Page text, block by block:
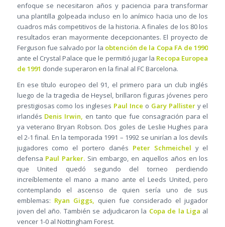
enfoque se necesitaron años y paciencia para transformar
una plantilla golpeada incluso en lo anímico hacia uno de los
cuadros más competitivos de la historia. A finales de los 80 los
resultados eran mayormente decepcionantes. El proyecto de
Ferguson fue salvado por la obtención de la Copa FA de 1990
ante el Crystal Palace que le permitió jugar la Recopa Europea
de 1991 donde superaron en la final al FC Barcelona.
En ese título europeo del 91, el primero para un club inglés
luego de la tragedia de Heysel, brillaron figuras jóvenes pero
prestigiosas como los ingleses Paul Ince o Gary Pallistery el
irlandés Denis Irwin, en tanto que fue consagración para el
ya veterano Bryan Robson. Dos goles de Leslie Hughes para
el 2-1 final. En la temporada 1991 – 1992 se unirían a los devils
jugadores como el portero danés Peter Schmeichel y el
defensa Paul Parker. Sin embargo, en aquellos años en los
que United quedó segundo del torneo perdiendo
increíblemente el mano a mano ante el Leeds United, pero
contemplando el ascenso de quien sería uno de sus
emblemas: Ryan Giggs, quien fue considerado el jugador
joven del año. También se adjudicaron la Copa de la Liga al
vencer 1-0 al Nottingham Forest.